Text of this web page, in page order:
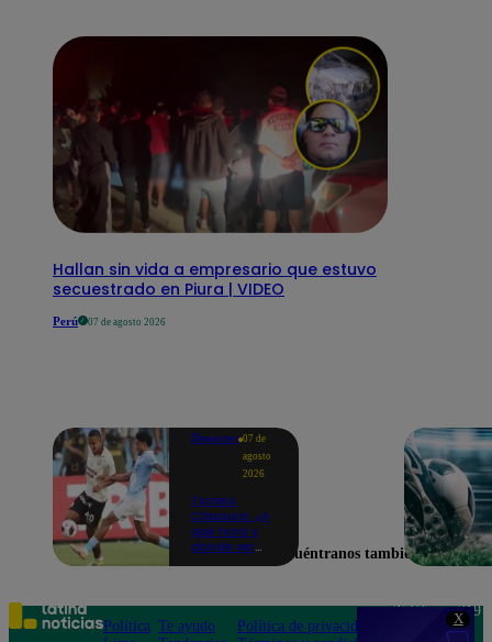
X
Hallan sin vida a empresario que estuvo
secuestrado en Piura | VIDEO
Perú 07 de agosto 2026
Deportes 07 de
agosto
2026
Torneo
Clausura: ¿A
qué hora y
dónde ver
fecha 4?
Encuéntranos también en
Política Te ayudo
Política de privacidad
Teléfono: 219